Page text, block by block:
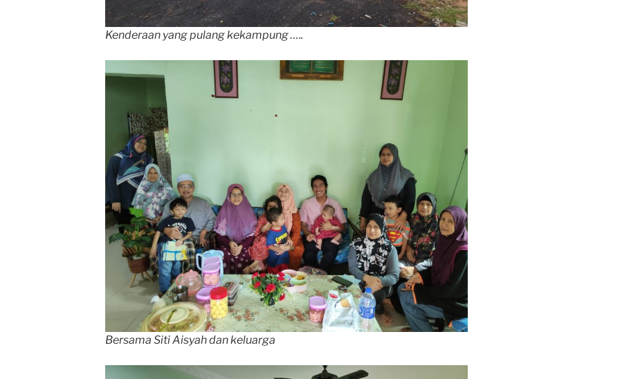
Kenderaan yang pulang kekampung …..
Bersama Siti Aisyah dan keluarga